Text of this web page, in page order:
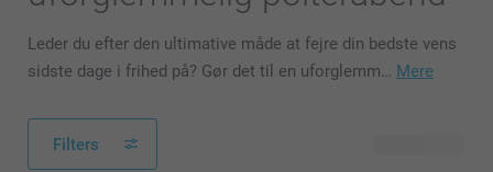
Leder du efter den ultimative måde at fejre din bedste vens
sidste dage i frihed på? Gør det til en uforglemm… Mere
Filters